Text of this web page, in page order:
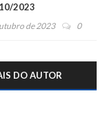
2023
de 2023 0
DO AUTOR